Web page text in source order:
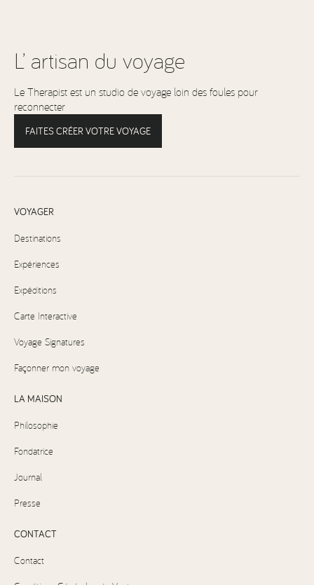
L’ artisan du voyage
Le Therapist est un studio de voyage loin des foules pour
reconnecter
FAITES CRÉER VOTRE VOYAGE
VOYAGER
Destinations
Expériences
Expéditions
Carte Interactive
Voyage Signatures
Façonner mon voyage
LA MAISON
Philosophie
Fondatrice
Journal
Presse
CONTACT
Contact